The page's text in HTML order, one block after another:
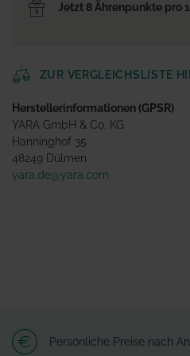
Jetzt 8 Ährenpunkte pro
ZUR VERGLEICHSLISTE
Herstellerinformationen (GPSR)
YARA GmbH & Co. KG
Hanninghof 35
48249 Dülmen
yara.de@yara.com
Persönliche Preise nach